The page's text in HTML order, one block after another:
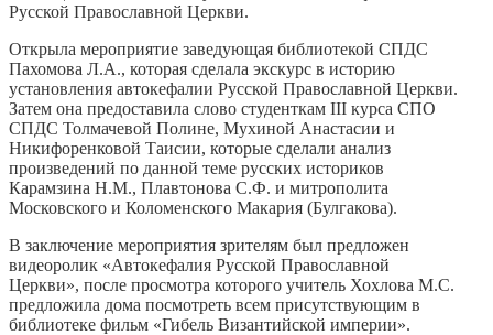
Русской Православной Церкви.
Открыла мероприятие заведующая библиотекой СПДС
Пахомова Л.А., которая сделала экскурс в историю
установления автокефалии Русской Православной Церкви.
Затем она предоставила слово студенткам III курса СПО
СПДС Толмачевой Полине, Мухиной Анастасии и
Никифоренковой Таисии, которые сделали анализ
произведений по данной теме русских историков
Карамзина Н.М., Плавтонова С.Ф. и митрополита
Московского и Коломенского Макария (Булгакова).
В заключение мероприятия зрителям был предложен
видеоролик «Автокефалия Русской Православной
Церкви», после просмотра которого учитель Хохлова М.С.
предложила дома посмотреть всем присутствующим в
библиотеке фильм «Гибель Византийской империи».